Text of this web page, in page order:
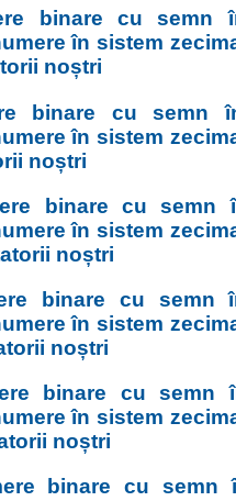
binare cu semn
în sistem
noștri
binare cu semn
în sistem
noștri
binare cu semn
în sistem
noștri
binare cu semn
în sistem
noștri
binare cu semn
în sistem
noștri
binare cu semn